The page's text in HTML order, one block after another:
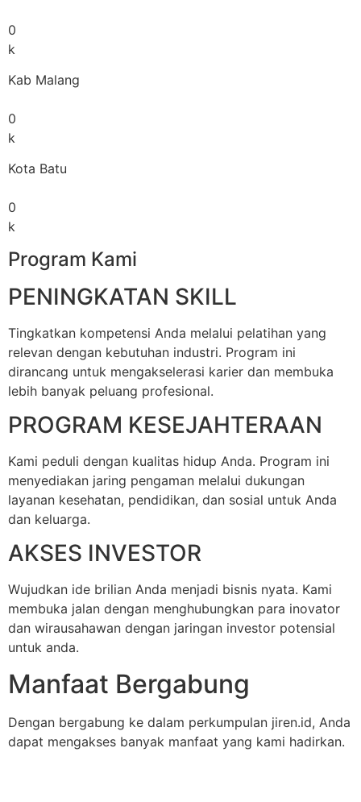
0
k
Kab Malang
0
k
Kota Batu
0
k
Program Kami
PENINGKATAN SKILL
Tingkatkan kompetensi Anda melalui pelatihan yang
relevan dengan kebutuhan industri. Program ini
dirancang untuk mengakselerasi karier dan membuka
lebih banyak peluang profesional.
PROGRAM KESEJAHTERAAN
Kami peduli dengan kualitas hidup Anda. Program ini
menyediakan jaring pengaman melalui dukungan
layanan kesehatan, pendidikan, dan sosial untuk Anda
dan keluarga.
AKSES INVESTOR
Wujudkan ide brilian Anda menjadi bisnis nyata. Kami
membuka jalan dengan menghubungkan para inovator
dan wirausahawan dengan jaringan investor potensial
untuk anda.
Manfaat Bergabung
Dengan bergabung ke dalam perkumpulan jiren.id, Anda
dapat mengakses banyak manfaat yang kami hadirkan.